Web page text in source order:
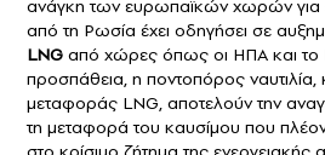
ανάγκη των ευρωπαϊκών χωρών για
από τη Ρωσία έχει οδηγήσει σε
LNG από χώρες όπως οι ΗΠΑ και το
προσπάθεια, η ποντοπόρος ναυτιλία,
μεταφοράς LNG, αποτελούν την
τη μεταφορά του καυσίμου που